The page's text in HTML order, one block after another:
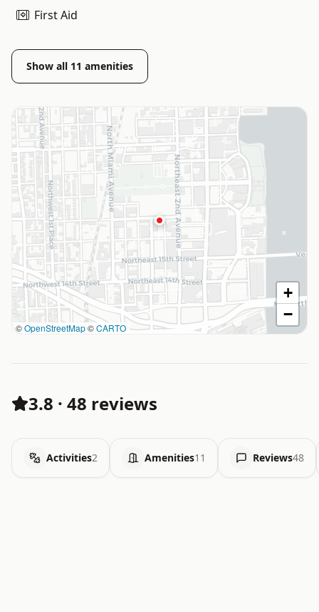
First Aid
Show all 11 amenities
©OpenStreetMap©CARTO
+
−
3.8 · 48 reviews
Activities2 Amenities11 Reviews48